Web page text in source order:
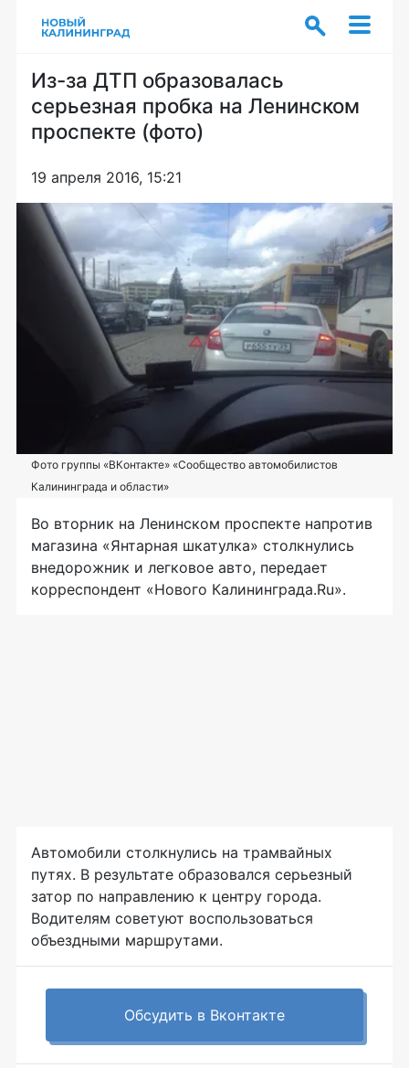
Из-за ДТП образовалась
серьезная пробка на Ленинском
проспекте (фото)
19 апреля 2016, 15:21
Фото группы «ВКонтакте» «Сообщество автомобилистов
Калининграда и области»
Во вторник на Ленинском проспекте напротив
магазина «Янтарная шкатулка» столкнулись
внедорожник и легковое авто, передает
корреспондент «Нового Калининграда.Ru».
Автомобили столкнулись на трамвайных
путях. В результате образовался серьезный
затор по направлению к центру города.
Водителям советуют воспользоваться
объездными маршрутами.
Обсудить в Вконтакте